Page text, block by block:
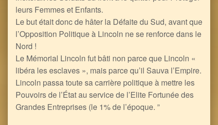
leurs Femmes et Enfants.
Le but était donc de hâter la Défaite du Sud, avant que
l’Opposition Politique à Lincoln ne se renforce dans le
Nord !
Le Mémorial Lincoln fut bâti non parce que Lincoln «
libéra les esclaves », mais parce qu’il Sauva l’Empire.
Lincoln passa toute sa carrière politique à mettre les
Pouvoirs de l’État au service de l’Elite Fortunée des
Grandes Entreprises (le 1% de l’époque. ”